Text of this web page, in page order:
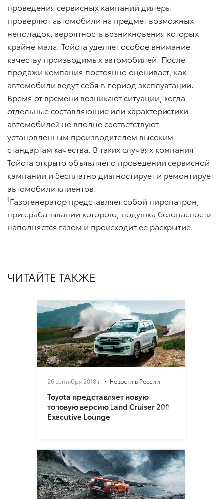
проведения сервисных кампаний дилеры
проверяют автомобили на предмет возможных
неполадок, вероятность возникновения которых
крайне мала. Тойота уделяет особое внимание
качеству производимых автомобилей. После
продажи компания постоянно оценивает, как
автомобили ведут себя в период эксплуатации.
Время от времени возникают ситуации, когда
отдельные составляющие или характеристики
автомобилей не вполне соответствуют
установленным производителем высоким
стандартам качества. В таких случаях компания
Тойота открыто объявляет о проведении сервисной
кампании и бесплатно диагностирует и ремонтирует
автомобили клиентов.
1Газогенератор представляет собой пиропатрон,
при срабатывании которого, подушка безопасности
наполняется газом и происходит ее раскрытие.
ЧИТАЙТЕ ТАКЖЕ
26 сентября 2018 г. Новости в России
Toyota представляет новую
топовую версию Land Cruiser 200
Executive Lounge